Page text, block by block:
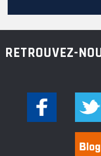
RETROUVEZ-